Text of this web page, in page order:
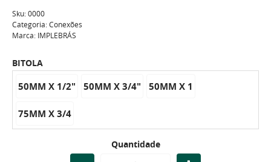
Sku:0000
Categoria:Conexões
Marca: IMPLEBRÁS
BITOLA
50MM X 1/2" 50MM X 3/4" 50MM X 1
75MM X 3/4
Quantidade